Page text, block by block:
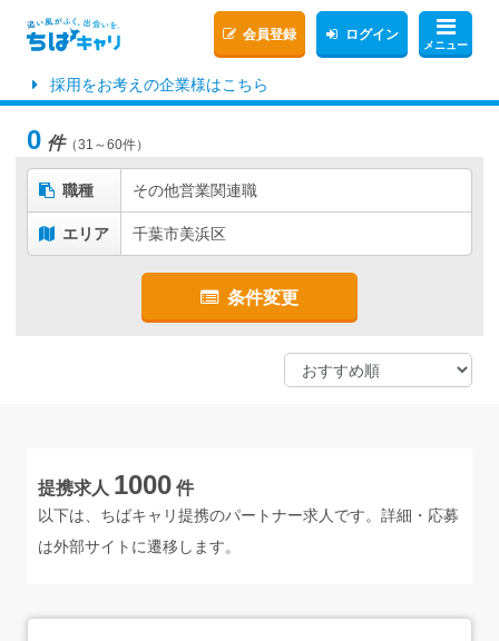
メニュー
会員登録 ログイン
採用をお考えの企業様はこちら
0 件（31～60件）
職種 その他営業関連職
エリア 千葉市美浜区
条件変更
提携求人 1000 件
以下は、ちばキャリ提携のパートナー求人です。詳細・応募
は外部サイトに遷移します。